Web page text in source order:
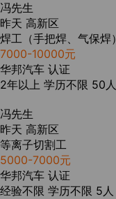
冯先生
昨天 高新区
焊工（手把焊、气保焊）
7000-10000元
华邦汽车 认证
2年以上 学历不限 50人
冯先生
昨天 高新区
等离子切割工
5000-7000元
华邦汽车 认证
经验不限 学历不限 5人